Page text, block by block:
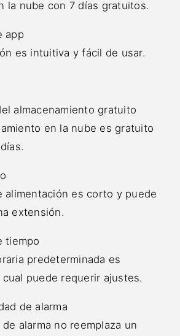
la nube con 7 días gratuitos.
app
es intuitiva y fácil de usar.
almacenamiento gratuito
en la nube es gratuito
alimentación es corto y puede
extensión.
tiempo
predeterminada es
cual puede requerir ajustes.
de alarma
alarma no reemplaza un